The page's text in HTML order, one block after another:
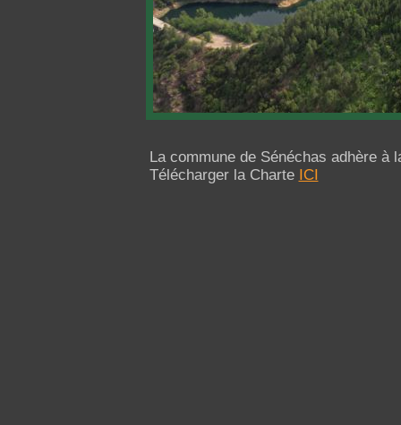
La commune de Sénéchas adhère à
Télécharger la Charte ICI